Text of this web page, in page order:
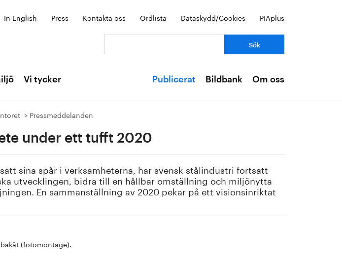
In English Press Kontakta oss Ordlista Dataskydd/Cookies PIAplus
Vi tycker Publicerat Bildbank Om oss
Pressmeddelanden
under ett tufft 2020
sina spår i verksamheterna, har svensk stålindustri fortsatt
utvecklingen, bidra till en hållbar omställning och miljönytta
En sammanställning av 2020 pekar på ett visionsinriktat
(fotomontage).